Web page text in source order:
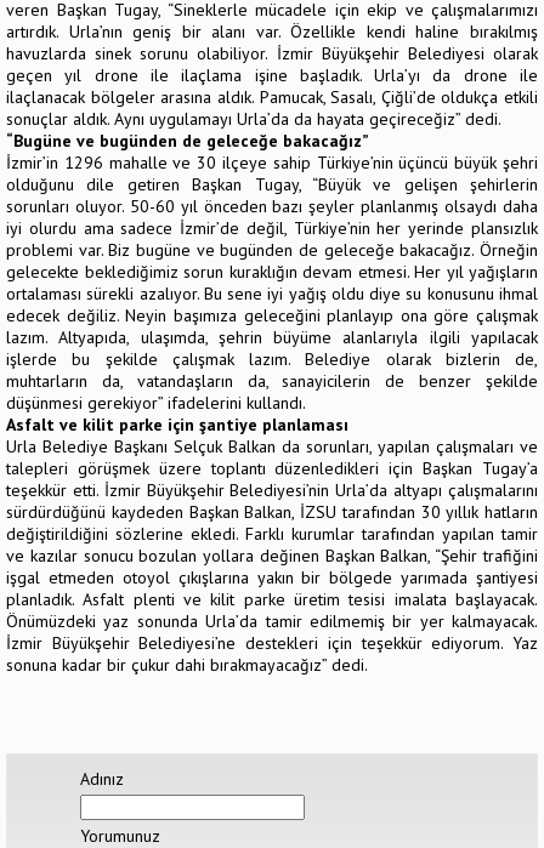
veren Başkan Tugay, “Sineklerle mücadele için ekip ve çalışmalarımızı
artırdık. Urla’nın geniş bir alanı var. Özellikle kendi haline bırakılmış
havuzlarda sinek sorunu olabiliyor. İzmir Büyükşehir Belediyesi olarak
geçen yıl drone ile ilaçlama işine başladık. Urla’yı da drone ile
ilaçlanacak bölgeler arasına aldık. Pamucak, Sasalı, Çiğli’de oldukça etkili
sonuçlar aldık. Aynı uygulamayı Urla’da da hayata geçireceğiz” dedi.
“Bugüne ve bugünden de geleceğe bakacağız”
İzmir’in 1296 mahalle ve 30 ilçeye sahip Türkiye’nin üçüncü büyük şehri
olduğunu dile getiren Başkan Tugay, “Büyük ve gelişen şehirlerin
sorunları oluyor. 50-60 yıl önceden bazı şeyler planlanmış olsaydı daha
iyi olurdu ama sadece İzmir’de değil, Türkiye’nin her yerinde plansızlık
problemi var. Biz bugüne ve bugünden de geleceğe bakacağız. Örneğin
gelecekte beklediğimiz sorun kuraklığın devam etmesi. Her yıl yağışların
ortalaması sürekli azalıyor. Bu sene iyi yağış oldu diye su konusunu ihmal
edecek değiliz. Neyin başımıza geleceğini planlayıp ona göre çalışmak
lazım. Altyapıda, ulaşımda, şehrin büyüme alanlarıyla ilgili yapılacak
işlerde bu şekilde çalışmak lazım. Belediye olarak bizlerin de,
muhtarların da, vatandaşların da, sanayicilerin de benzer şekilde
düşünmesi gerekiyor” ifadelerini kullandı.
Asfalt ve kilit parke için şantiye planlaması
Urla Belediye Başkanı Selçuk Balkan da sorunları, yapılan çalışmaları ve
talepleri görüşmek üzere toplantı düzenledikleri için Başkan Tugay’a
teşekkür etti. İzmir Büyükşehir Belediyesi’nin Urla’da altyapı çalışmalarını
sürdürdüğünü kaydeden Başkan Balkan, İZSU tarafından 30 yıllık hatların
değiştirildiğini sözlerine ekledi. Farklı kurumlar tarafından yapılan tamir
ve kazılar sonucu bozulan yollara değinen Başkan Balkan, “Şehir trafiğini
işgal etmeden otoyol çıkışlarına yakın bir bölgede yarımada şantiyesi
planladık. Asfalt plenti ve kilit parke üretim tesisi imalata başlayacak.
Önümüzdeki yaz sonunda Urla’da tamir edilmemiş bir yer kalmayacak.
İzmir Büyükşehir Belediyesi’ne destekleri için teşekkür ediyorum. Yaz
sonuna kadar bir çukur dahi bırakmayacağız” dedi.
Adınız
Yorumunuz